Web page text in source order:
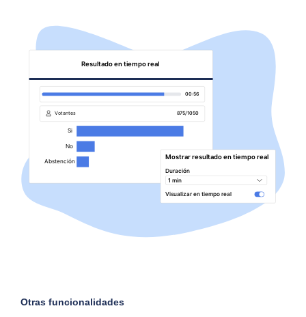
Otras funcionalidades